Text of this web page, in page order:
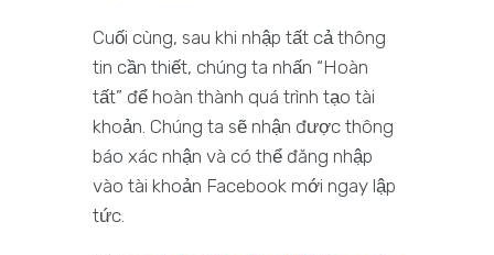
Cuối cùng, sau khi nhập tất cả thông
tin cần thiết, chúng ta nhấn “Hoàn
tất” để hoàn thành quá trình tạo tài
khoản. Chúng ta sẽ nhận được thông
báo xác nhận và có thể đăng nhập
vào tài khoản Facebook mới ngay lập
tức.